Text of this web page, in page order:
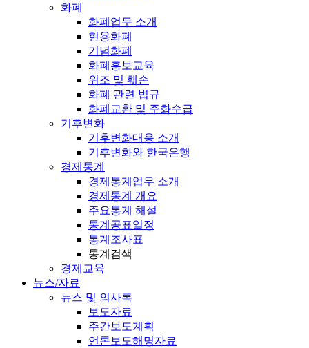
화폐
화폐업무 소개
현용화폐
기념화폐
화폐홍보교육
위조 및 훼손
화폐 관련 법규
화폐교환 및 주화수급
기후변화
기후변화대응 소개
기후변화와 한국은행
경제통계
경제통계업무 소개
경제통계 개요
주요통계 해설
통계공표일정
통계조사표
통계검색
경제교육
뉴스/자료
뉴스 및 의사록
보도자료
주간보도계획
언론보도해명자료